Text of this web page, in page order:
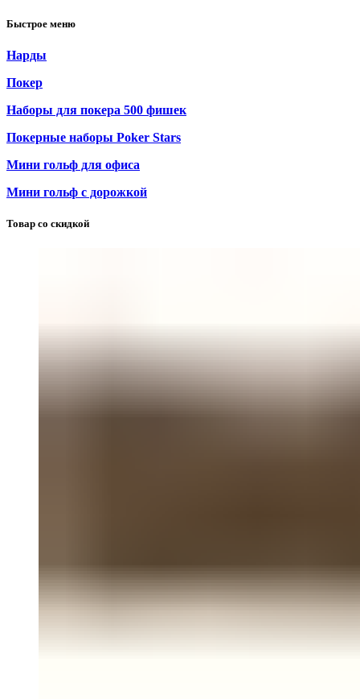
Быстрое меню
Нарды
Покер
Наборы для покера 500 фишек
Покерные наборы Poker Stars
Мини гольф для офиса
Мини гольф с дорожкой
Товар со скидкой